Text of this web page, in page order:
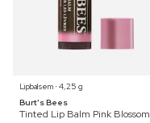
Lipbalsem ⋅ 4,25 g
Burt's Bees
Tinted Lip Balm Pink Blossom